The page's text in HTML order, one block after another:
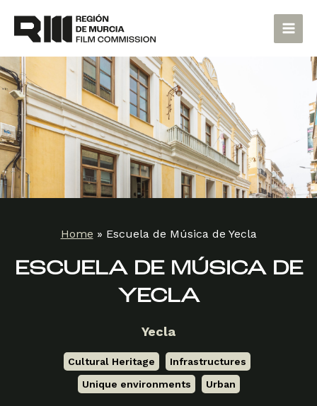
content
Main
Home » Escuela de Música de Yecla
ESCUELA DE MÚSICA DE
YECLA
Yecla
Cultural Heritage Infrastructures
Unique environments
Urban